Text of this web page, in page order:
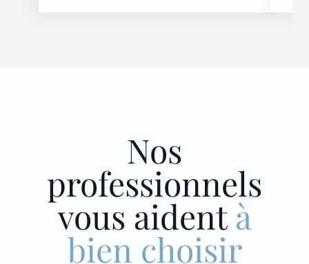
Nos
professionnels
vous aidentà
bien choisir